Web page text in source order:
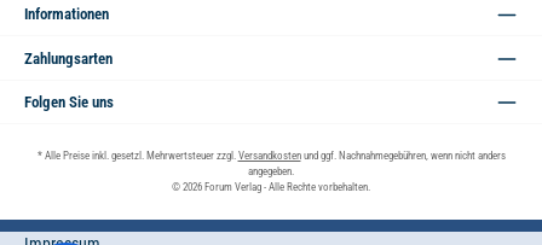
Informationen
Zahlungsarten
Folgen Sie uns
* Alle Preise inkl. gesetzl. Mehrwertsteuer zzgl. Versandkostenund ggf. Nachnahmegebühren, wenn nicht anders
angegeben.
© 2026 Forum Verlag - Alle Rechte vorbehalten.